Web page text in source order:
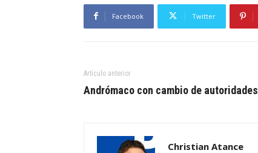
Facebook Twitter
Artículo anterior
Andrómaco con cambio de autoridades
Christian Atance